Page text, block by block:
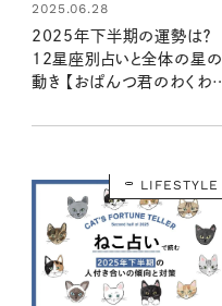
2025.06.28
2025年下半期の運勢は？
12星座別占いと全体の星の
動き 【おぱんつ君のわくわく
LIFESTYLE